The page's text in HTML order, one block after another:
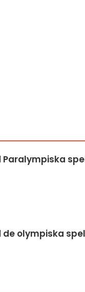
olympiska